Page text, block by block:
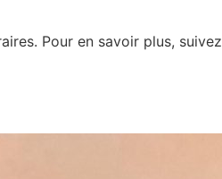
Pour en savoir plus, suivez